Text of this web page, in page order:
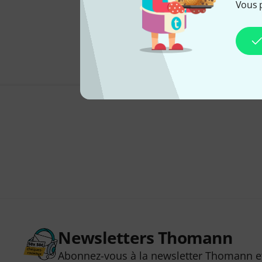
Vous
Newsletters Thomann
Abonnez-vous à la newsletter Thomann